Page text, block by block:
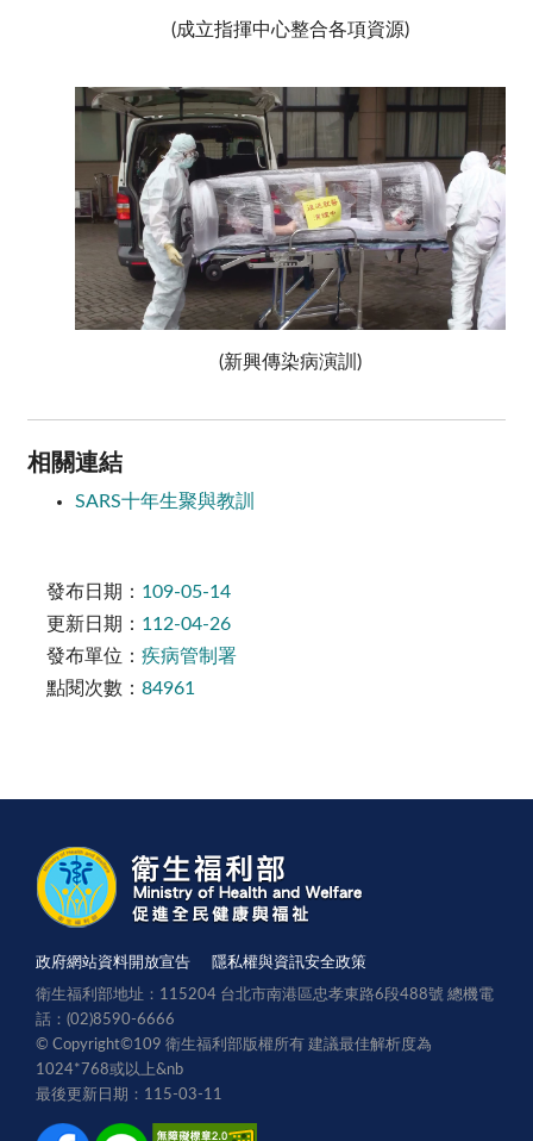
(成立指揮中心整合各項資源)
(新興傳染病演訓)
相關連結
SARS十年生聚與教訓
發布日期： 109-05-14
更新日期： 112-04-26
發布單位： 疾病管制署
點閱次數： 84961
政府網站資料開放宣告 隱私權與資訊安全政策
衛生福利部地址：115204 台北市南港區忠孝東路6段488號 總機電
話：(02)8590-6666
© Copyright©109 衛生福利部版權所有 建議最佳解析度為
1024*768或以上&nb
最後更新日期：115-03-11